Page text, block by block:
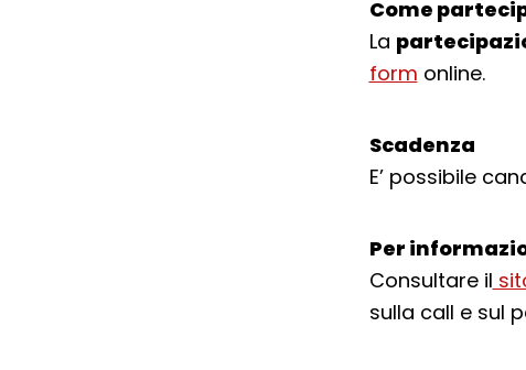
Come
La
form online.
Scadenza
E’ possibile
Per
Consultare il
sulla call e sul